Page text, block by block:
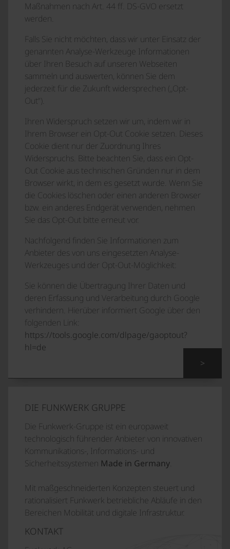
Maßnahmen nach Art. 44 ff. DS-GVO ersetzt
werden.
Falls Sie nicht möchten, dass wir unter Einsatz der
genannten Analyse-Werkzeuge Informationen
über Ihren Besuch auf unseren Webseiten
sammeln und auswerten, können Sie dem
jederzeit für die Zukunft widersprechen („Opt-
Out“).
Ihren Widerspruch setzen wir um, indem wir in
Ihrem Browser ein Opt-Out Cookie setzen. Dieses
Cookie dient nur der Zuordnung Ihres
Widerspruchs. Bitte beachten Sie, dass ein Opt-
Out Cookie aus technischen Gründen nur in dem
Browser wirkt, in dem es gesetzt wurde. Wenn Sie
die Cookies löschen oder einen anderen Browser
bzw. ein anderes Endgerät verwenden, nehmen
Sie das Opt-Out bitte erneut vor.
Nachfolgend finden Sie Informationen zum
Anbieter des von uns eingesetzten Analyse-
Werkzeuges und der Opt-Out-Möglichkeit:
Sie können die Übertragung Ihrer Daten und
deren Erfassung und Verarbeitung durch Google
verhindern. Hierüber informiert Google über den
folgenden Link:
https://tools.google.com/dlpage/gaoptout?
hl=de
>
DIE FUNKWERK GRUPPE
Die Funkwerk-Gruppe ist ein europaweit
technologisch führender Anbieter von innovativen
Kommunikations-, Informations- und
Sicherheitssystemen Made in Germany.
Mit maßgeschneiderten Konzepten steuert und
rationalisiert Funkwerk betriebliche Abläufe in den
Bereichen Mobilität und digitale Infrastruktur.
KONTAKT